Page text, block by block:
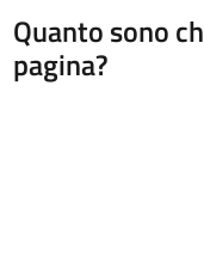
Quanto sono
pagina?